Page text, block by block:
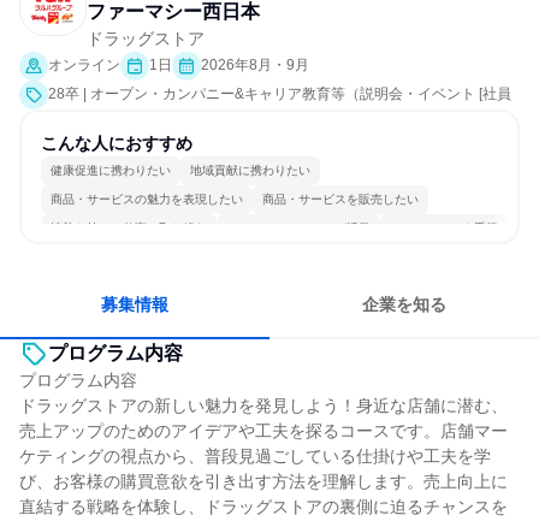
ファーマシー西日本
ドラッグストア
オンライン 1日
2026年8月・9月
28卒 | オープン・カンパニー&キャリア教育等（説明会・イベント [社員
こんな人におすすめ
健康促進に携わりたい 地域貢献に携わりたい
商品・サービスの魅力を表現したい 商品・サービスを販売したい
情熱を持って仕事に取り組む コミュニケーションが活発 チームワークを重視
募集情報 企業を知る
プログラム内容
プログラム内容
ドラッグストアの新しい魅力を発見しよう！身近な店舗に潜む、
売上アップのためのアイデアや工夫を探るコースです。店舗マー
ケティングの視点から、普段見過ごしている仕掛けや工夫を学
び、お客様の購買意欲を引き出す方法を理解します。売上向上に
直結する戦略を体験し、ドラッグストアの裏側に迫るチャンスを